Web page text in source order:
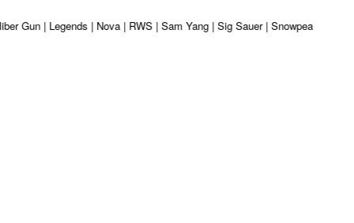
Gun | Legends | Nova | RWS | Sam Yang | Sig Sauer | Snowpeak |